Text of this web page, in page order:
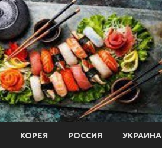
КОРЕЯ РОССИЯ УКРАИНА